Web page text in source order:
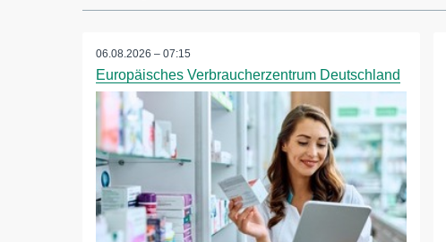
06.08.2026 – 07:15
Europäisches Verbraucherzentrum Deutschland